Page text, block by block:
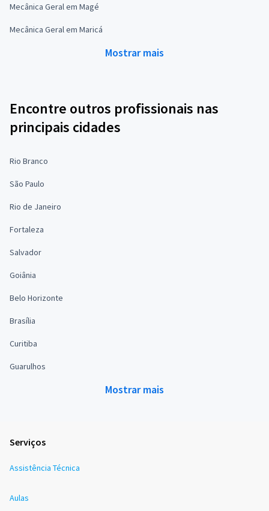
Mecânica Geral em Magé
Mecânica Geral em Maricá
Mostrar mais
Encontre outros profissionais nas
principais cidades
Rio Branco
São Paulo
Rio de Janeiro
Fortaleza
Salvador
Goiânia
Belo Horizonte
Brasília
Curitiba
Guarulhos
Mostrar mais
Serviços
Assistência Técnica
Aulas